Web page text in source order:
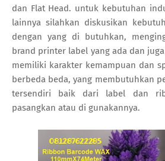
dan Flat Head. untuk kebutuhan
lainnya silahkan diskusikan
dengan yang di butuhkan,
brand printer label yang ada dan
memiliki karakter kemampuan dan
berbeda beda, yang membutuhkan
tersendiri baik dari label dan
pasangkan atau di gunakannya.